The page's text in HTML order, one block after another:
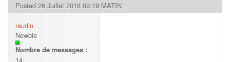
Posted 26 Juillet 2018 09:19 MATIN
raudin
Newbie
Nombre de messages :
14